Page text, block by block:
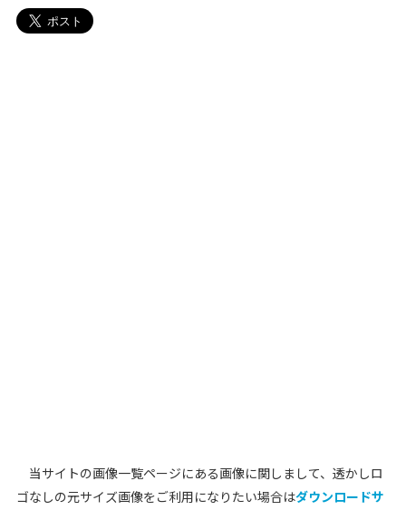
当サイトの画像一覧ページにある画像に関しまして、透かしロ
ゴなしの元サイズ画像をご利用になりたい場合はダウンロードサ